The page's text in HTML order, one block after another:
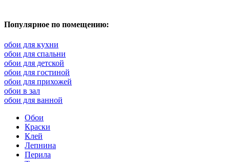
Популярное по помещению:
обои для кухни
обои для спальни
обои для детской
обои для гостиной
обои для прихожей
обои в зал
обои для ванной
Обои
Краски
Клей
Лепнина
Перила